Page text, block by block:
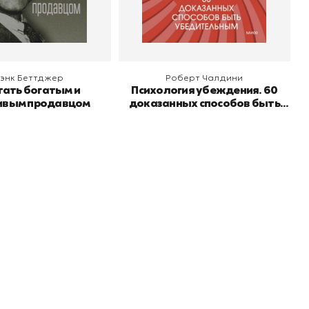
Беттджер
богатым и
продавцом
В корзину
Роберт Чалдини
Психология убеждения. 60
доказанных способов быть